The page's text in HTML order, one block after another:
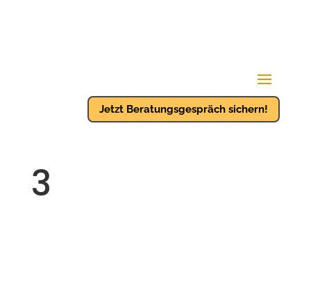
Jetzt Beratungsgespräch sichern!
3